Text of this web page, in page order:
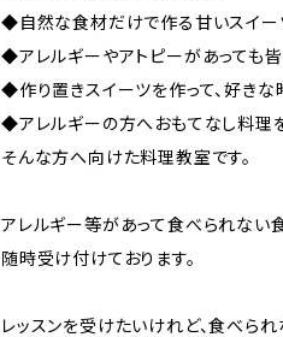
◆自然な食材だけで作る甘いスイー
◆アレルギーやアトピーがあっても
◆作り置きスイーツを作って、好きな
◆アレルギーの方へおもてなし料理
そんな方へ向けた料理教室です。
アレルギー等があって食べられない
随時受け付けております。
レッスンを受けたいけれど、食べら